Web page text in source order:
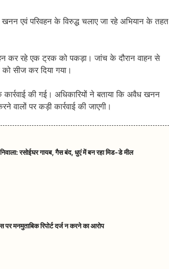
एवं परिवहन के विरुद्ध चलाए जा रहे अभियान के तहत
कर रहे एक ट्रक को पकड़ा। जांच के दौरान वाहन से
सीज कर दिया गया।
कार्रवाई की गई। अधिकारियों ने बताया कि अवैध खनन
पर कड़ी कार्रवाई की जाएगी।
रसोईघर गायब, गैस बंद, धुएं में बन रहा मिड-डे मील
पर मनमुताबिक रिपोर्ट दर्ज न करने का आरोप